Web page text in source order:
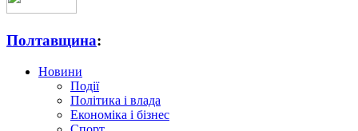
Полтавщина:
Новини
Події
Політика і влада
Економіка і бізнес